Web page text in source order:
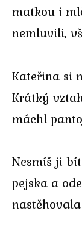
matkou i
nemluvili,
Kateřina si
Krátký
máchl
Nesmíš ji
pejska a